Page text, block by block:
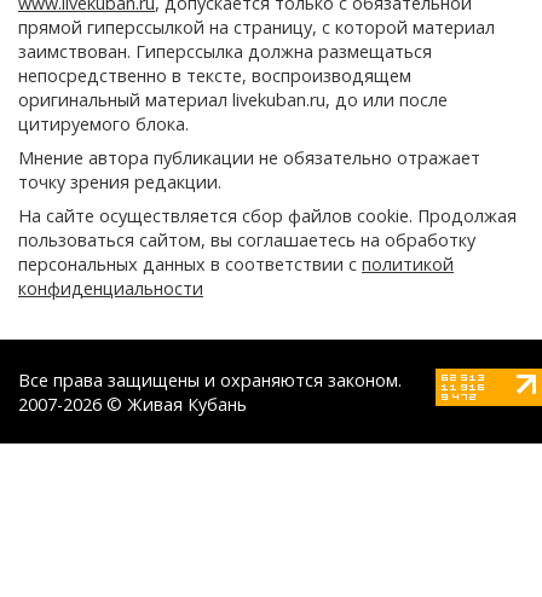
прямой гиперссылкой на страницу, с которой материал
заимствован. Гиперссылка должна размещаться
непосредственно в тексте, воспроизводящем
оригинальный материал livekuban.ru, до или после
цитируемого блока.
Мнение автора публикации не обязательно отражает
точку зрения редакции.
На сайте осуществляется сбор файлов cookie. Продолжая
пользоваться сайтом, вы соглашаетесь на обработку
персональных данных в соответствии с политикой
конфиденциальности
Все права защищены и охраняются законом.
2007-2026 © Живая Кубань